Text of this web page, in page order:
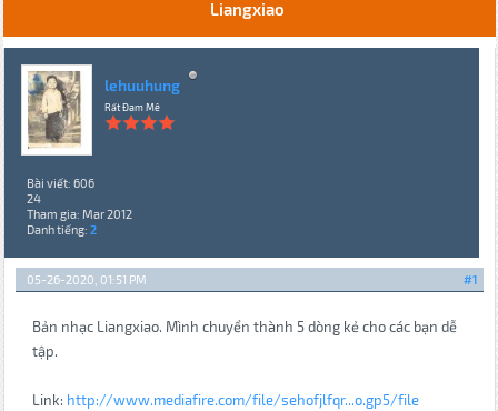
Liangxiao
lehuuhung
Rất Đam Mê
Bài viết: 606
24
Tham gia: Mar 2012
Danh tiếng: 2
#1
05-26-2020, 01:51 PM
Bản nhạc Liangxiao. Mình chuyển thành 5 dòng kẻ cho các bạn dễ
tập.
Link: http://www.mediafire.com/file/sehofjlfqr...o.gp5/file